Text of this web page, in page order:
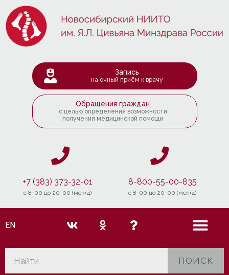
Запись
на очный приём к врачу
Обращения граждан
с целью определения возможности
получения медицинской помощи
+7 (383) 373-32-01
c 8-00 до 20-00 (мск+4)
8-800-55-00-835
c 8-00 до 20-00 (мск+4)
EN
ПОИСК